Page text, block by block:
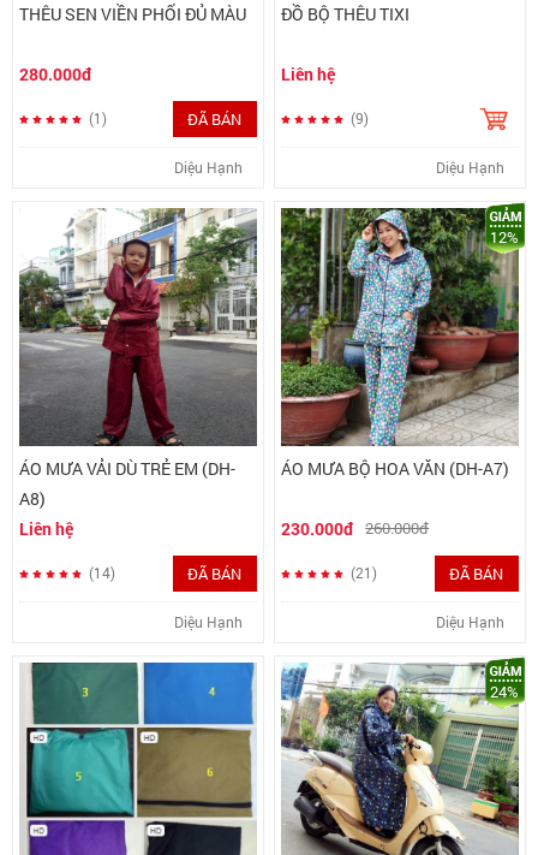
THÊU SEN VIỀN PHỐI ĐỦ MÀU
280.000đ
(1) ĐÃ BÁN
Diệu Hạnh
ĐỒ BỘ THÊU TIXI
Liên hệ
(9)
Diệu Hạnh
ÁO MƯA VẢI DÙ TRẺ EM (DH-
A8)
Liên hệ
(14) ĐÃ BÁN
Diệu Hạnh
ÁO MƯA BỘ HOA VĂN (DH-A7)
230.000đ 260.000đ
12%
(21) ĐÃ BÁN
Diệu Hạnh
24%